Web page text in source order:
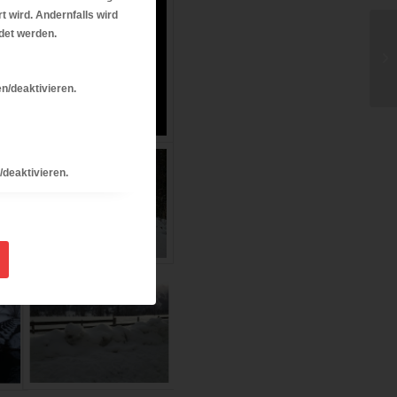
wird. Andernfalls wird
werden.
deaktivieren.
deaktivieren.